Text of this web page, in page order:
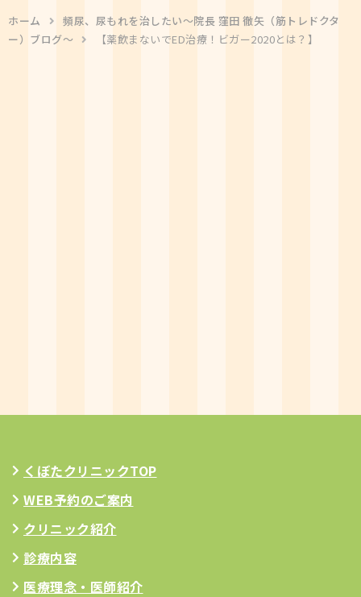
ホーム
頻尿、尿もれを治したい〜院長 窪田 徹矢（筋トレドクタ
ー）ブログ〜
【薬飲まないでED治療！ビガー2020とは？】
くぼたクリニックTOP
WEB予約のご案内
クリニック紹介
診療内容
医療理念 ・医師紹介